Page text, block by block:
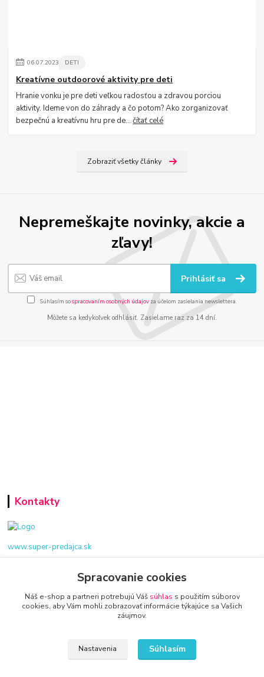
06.07.2023 DETI
Kreatívne outdoorové aktivity pre deti
Hranie vonku je pre deti veľkou radosťou a zdravou porciou
aktivity. Ideme von do záhrady a čo potom? Ako zorganizovať
bezpečnú a kreatívnu hru pre de...čítať celé
Zobraziť všetky články
Nepremeškajte novinky, akcie a
zľavy!
Prihlásiť sa
Súhlasím sospracovaním osobných údajov za účelom zasielania newslettera.
Môžete sa kedykoľvek odhlásiť. Zasielame raz za 14 dní.
Kontakty
www.super-predajca.sk
info@kamenik.sk
Spracovanie cookies
Náš e-shop a partneri potrebujú Váš súhlas s použitím súborov
cookies, aby Vám mohli zobrazovať informácie týkajúce sa Vašich
záujmov.
Nastavenia Súhlasím